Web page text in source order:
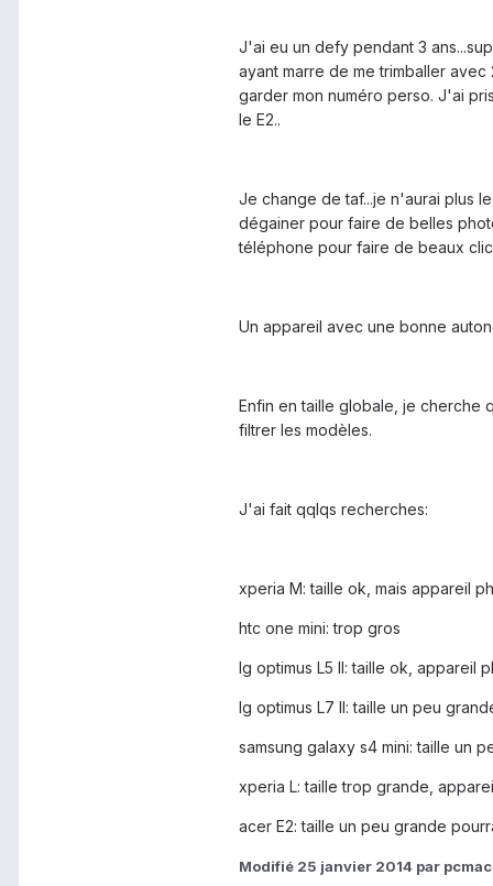
J'ai eu un defy pendant 3
ayant marre de me trimballer
garder mon numéro perso. J'ai
le E2..
Je change de taf...je n'aurai plus
dégainer pour faire de belles
téléphone pour faire de beaux
Un appareil avec une bonne
Enfin en taille globale, je cherche
filtrer les modèles.
J'ai fait qqlqs recherches:
xperia M: taille ok, mais appareil
htc one mini: trop gros
lg optimus L5 II: taille ok, appareil
lg optimus L7 II: taille un peu
samsung galaxy s4 mini: taille un
xperia L: taille trop grande,
acer E2: taille un peu grande
Modifié 25 janvier 2014 par pcmac